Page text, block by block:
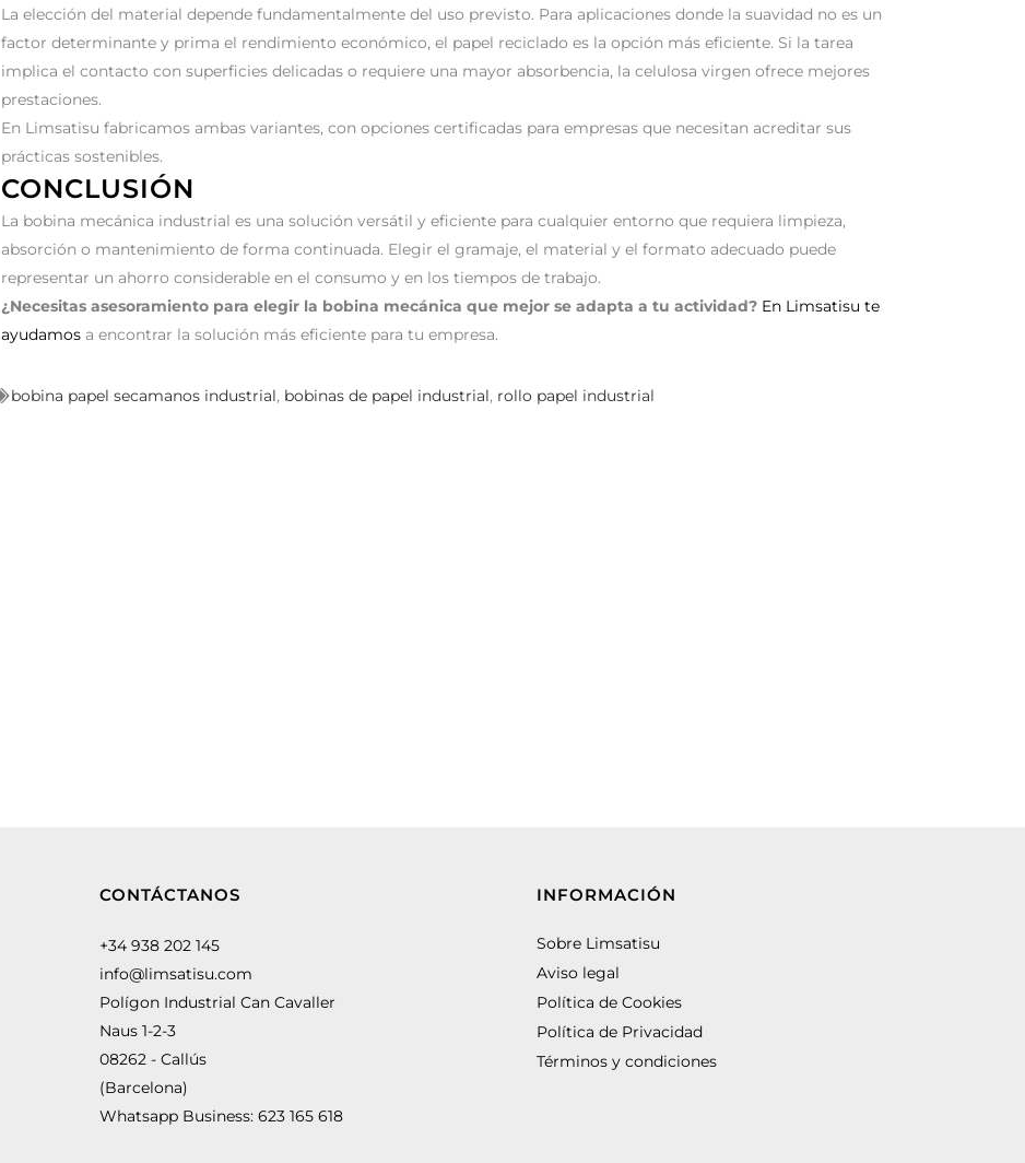
La elección del material depende fundamentalmente del uso previsto. Para aplicaciones donde la suavidad no es un
factor determinante y prima el rendimiento económico, el papel reciclado es la opción más eficiente. Si la tarea
implica el contacto con superficies delicadas o requiere una mayor absorbencia, la celulosa virgen ofrece mejores
prestaciones.
En Limsatisu fabricamos ambas variantes, con opciones certificadas para empresas que necesitan acreditar sus
prácticas sostenibles.
CONCLUSIÓN
La bobina mecánica industrial es una solución versátil y eficiente para cualquier entorno que requiera limpieza,
absorción o mantenimiento de forma continuada. Elegir el gramaje, el material y el formato adecuado puede
representar un ahorro considerable en el consumo y en los tiempos de trabajo.
¿Necesitas asesoramiento para elegir la bobina mecánica que mejor se adapta a tu actividad? En Limsatisu te
ayudamos a encontrar la solución más eficiente para tu empresa.
bobina papel secamanos industrial, bobinas de papel industrial, rollo papel industrial
CONTÁCTANOS
+34 938 202 145
info@limsatisu.com
Polígon Industrial Can Cavaller
Naus 1-2-3
08262 - Callús
(Barcelona)
Whatsapp Business: 623 165 618
INFORMACIÓN
Sobre Limsatisu
Aviso legal
Política de Cookies
Política de Privacidad
Términos y condiciones